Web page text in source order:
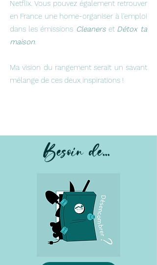
Netflix. Vous pouvez également retrouver
en France une home-organiser à l'emploi
dans les émissions Cleanerset Détox ta
maison.
Ma vision du rangement serait un savant
mélange de ces deux inspirations !
Besoin de...